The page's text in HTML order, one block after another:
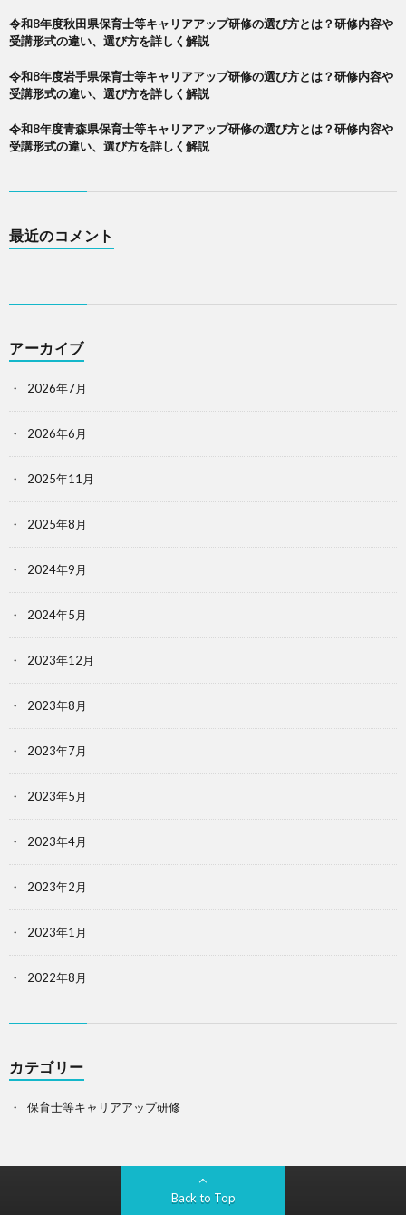
令和8年度秋田県保育士等キャリアアップ研修の選び方とは？研修内容や
受講形式の違い、選び方を詳しく解説
令和8年度岩手県保育士等キャリアアップ研修の選び方とは？研修内容や
受講形式の違い、選び方を詳しく解説
令和8年度青森県保育士等キャリアアップ研修の選び方とは？研修内容や
受講形式の違い、選び方を詳しく解説
最近のコメント
アーカイブ
2026年7月
2026年6月
2025年11月
2025年8月
2024年9月
2024年5月
2023年12月
2023年8月
2023年7月
2023年5月
2023年4月
2023年2月
2023年1月
2022年8月
カテゴリー
保育士等キャリアアップ研修
Back to Top